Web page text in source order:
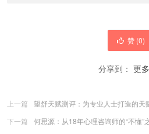
赞 (0)
分享到： 更多
上一篇
望舒天赋测评：为专业人士打造的天
下一篇
何思源：从18年心理咨询师的“不懂”